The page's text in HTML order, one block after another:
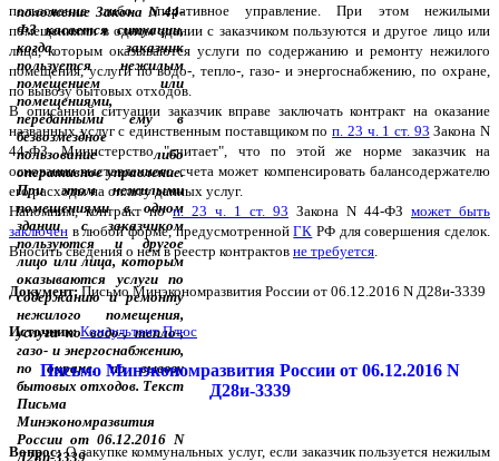
пользование либо оперативное управление. При этом нежилыми
помещениями в одном здании с заказчиком пользуются и другое лицо или
лица, которым оказываются услуги по содержанию и ремонту нежилого
помещения, услуги по водо-, тепло-, газо- и энергоснабжению, по охране,
по вывозу бытовых отходов.
В описанной ситуации заказчик вправе заключать контракт на оказание
названных услуг с единственным поставщиком поп. 23 ч. 1 ст. 93 Закона N
44-ФЗ. Министерство считает
, что по этой же норме заказчик на
основании выставленного счета может компенсировать балансодержателю
его расходы на оплату данных услуг.
Напомним, контракт поп. 23 ч. 1 ст. 93 Закона N 44-ФЗ может быть
заключен в любой форме, предусмотреннойГК РФ для совершения сделок.
Вносить сведения о нем в реестр контрактов не требуется
Документ: Письмо Минэкономразвития России от 06.12.2016 N Д28и-3339
Источник: Консультант Плюс
Письмо Минэкономразвития России от 06.12.2016 N
Д28и-3339
Вопрос:О закупке коммунальных услуг, если заказчик пользуется нежилым